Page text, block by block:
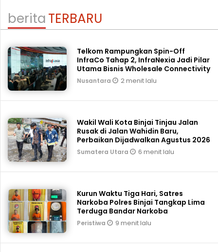
beritaTERBARU
Telkom Rampungkan Spin-Off
InfraCo Tahap 2, InfraNexia Jadi Pilar
Utama Bisnis Wholesale Connectivity
Nusantara 2 menit lalu
Wakil Wali Kota Binjai Tinjau Jalan
Rusak di Jalan Wahidin Baru,
Perbaikan Dijadwalkan Agustus 2026
Sumatera Utara 6 menit lalu
Kurun Waktu Tiga Hari, Satres
Narkoba Polres Binjai Tangkap Lima
Terduga Bandar Narkoba
Peristiwa 9 menit lalu